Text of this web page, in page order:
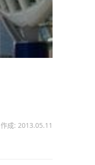
作成: 2013.05.11